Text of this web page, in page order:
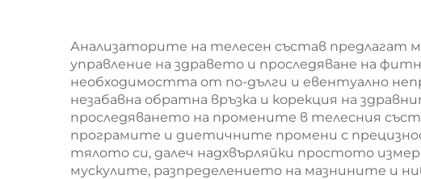
Анализаторите на телесен състав
управление на здравето и проследяване на
необходимостта от по-дълги и евентуално
незабавна обратна връзка и корекция на
проследяването на промените в телесния
програмите и диетичните промени с
тялото си, далеч надхвърляйки простото
мускулите, разпределението на мазнините и